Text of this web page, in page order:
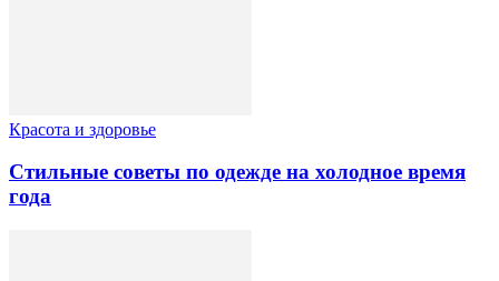
Красота и здоровье
Стильные советы по одежде на холодное время
года